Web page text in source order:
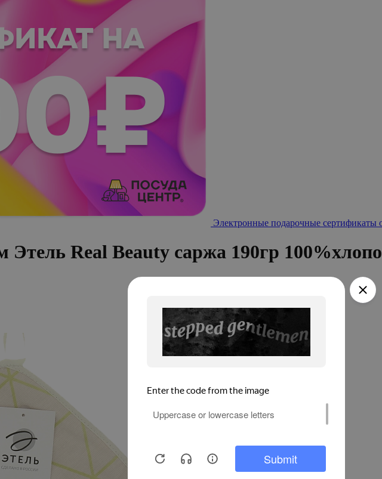
Электронные подарочные сертификаты
Этель Real Beauty саржа 190гр